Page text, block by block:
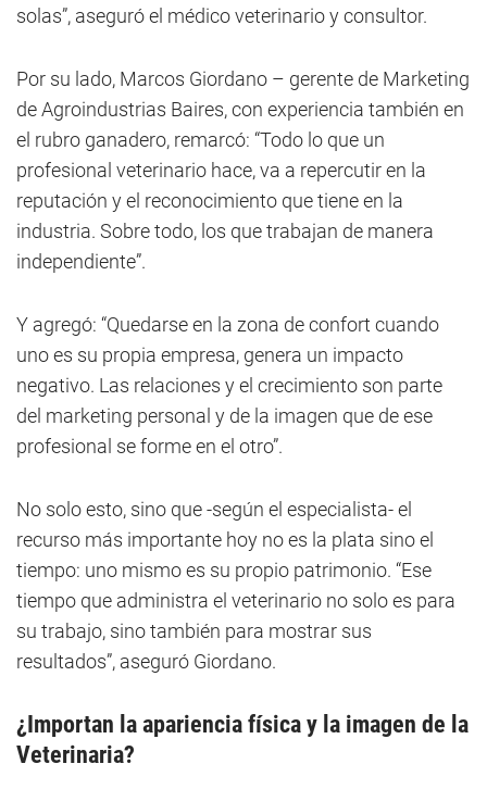
solas”, aseguró el médico veterinario y consultor.
Por su lado, Marcos Giordano – gerente de Marketing
de Agroindustrias Baires, con experiencia también en
el rubro ganadero, remarcó: “Todo lo que un
profesional veterinario hace, va a repercutir en la
reputación y el reconocimiento que tiene en la
industria. Sobre todo, los que trabajan de manera
independiente”.
Y agregó: “Quedarse en la zona de confort cuando
uno es su propia empresa, genera un impacto
negativo. Las relaciones y el crecimiento son parte
del marketing personal y de la imagen que de ese
profesional se forme en el otro”.
No solo esto, sino que -según el especialista- el
recurso más importante hoy no es la plata sino el
tiempo: uno mismo es su propio patrimonio. “Ese
tiempo que administra el veterinario no solo es para
su trabajo, sino también para mostrar sus
resultados”, aseguró Giordano.
¿Importan la apariencia física y la imagen de la
Veterinaria?